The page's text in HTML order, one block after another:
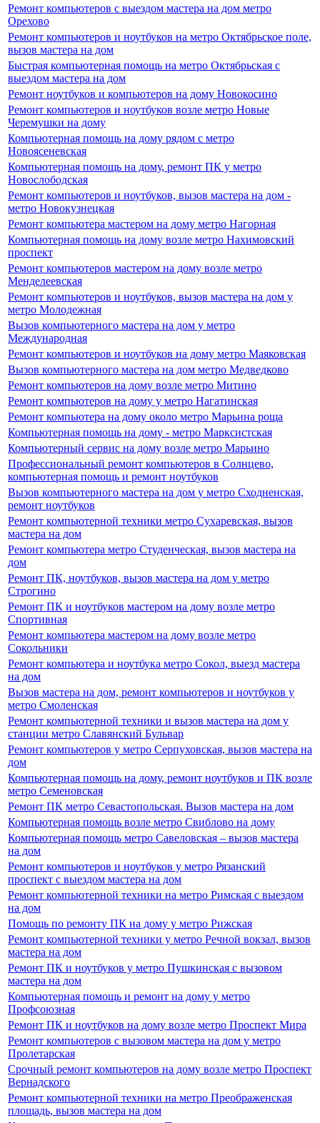
Ремонт компьютеров с выездом мастера на дом метро
Орехово
Ремонт компьютеров и ноутбуков на метро Октябрьское поле,
вызов мастера на дом
Быстрая компьютерная помощь на метро Октябрьская с
выездом мастера на дом
Ремонт ноутбуков и компьютеров на дому Новокосино
Ремонт компьютеров и ноутбуков возле метро Новые
Черемушки на дому
Компьютерная помощь на дому рядом с метро
Новоясеневская
Компьютерная помощь на дому, ремонт ПК у метро
Новослободская
Ремонт компьютеров и ноутбуков, вызов мастера на дом -
метро Новокузнецкая
Ремонт компьютера мастером на дому метро Нагорная
Компьютерная помощь на дому возле метро Нахимовский
проспект
Ремонт компьютеров мастером на дому возле метро
Менделеевская
Ремонт компьютеров и ноутбуков, вызов мастера на дом у
метро Молодежная
Вызов компьютерного мастера на дом у метро
Международная
Ремонт компьютеров и ноутбуков на дому метро Маяковская
Вызов компьютерного мастера на дом метро Медведково
Ремонт компьютеров на дому возле метро Митино
Ремонт компьютеров на дому у метро Нагатинская
Ремонт компьютера на дому около метро Марьина роща
Компьютерная помощь на дому - метро Марксистская
Компьютерный сервис на дому возле метро Марьино
Профессиональный ремонт компьютеров в Солнцево,
компьютерная помощь и ремонт ноутбуков
Вызов компьютерного мастера на дом у метро Сходненская,
ремонт ноутбуков
Ремонт компьютерной техники метро Сухаревская, вызов
мастера на дом
Ремонт компьютера метро Студенческая, вызов мастера на
дом
Ремонт ПК, ноутбуков, вызов мастера на дом у метро
Строгино
Ремонт ПК и ноутбуков мастером на дому возле метро
Спортивная
Ремонт компьютера мастером на дому возле метро
Сокольники
Ремонт компьютера и ноутбука метро Сокол, выезд мастера
на дом
Вызов мастера на дом, ремонт компьютеров и ноутбуков у
метро Смоленская
Ремонт компьютерной техники и вызов мастера на дом у
станции метро Славянский Бульвар
Ремонт компьютеров у метро Серпуховская, вызов мастера на
дом
Компьютерная помощь на дому, ремонт ноутбуков и ПК возле
метро Семеновская
Ремонт ПК метро Севастопольская. Вызов мастера на дом
Компьютерная помощь возле метро Свиблово на дому
Компьютерная помощь метро Савеловская – вызов мастера
на дом
Ремонт компьютеров и ноутбуков у метро Рязанский
проспект с выездом мастера на дом
Ремонт компьютерной техники на метро Римская с выездом
на дом
Помощь по ремонту ПК на дому у метро Рижская
Ремонт компьютерной техники у метро Речной вокзал, вызов
мастера на дом
Ремонт ПК и ноутбуков у метро Пушкинская с вызовом
мастера на дом
Компьютерная помощь и ремонт на дому у метро
Профсоюзная
Ремонт ПК и ноутбуков на дому возле метро Проспект Мира
Ремонт компьютеров с вызовом мастера на дом у метро
Пролетарская
Срочный ремонт компьютеров на дому возле метро Проспект
Вернадского
Ремонт компьютерной техники на метро Преображенская
площадь, вызов мастера на дом